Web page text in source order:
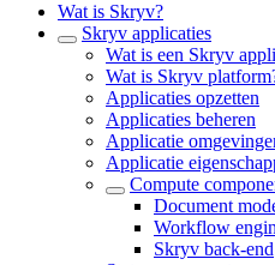
Wat is Skryv?
Skryv applicaties
Wat is een Skryv
Wat is Skryv
Applicaties opzetten
Applicaties beheren
Applicatie
Applicatie
Compute
Document
Workflow
Skryv back-end